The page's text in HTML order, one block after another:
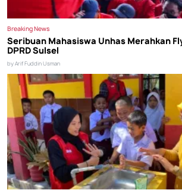
Breaking News
Seribuan Mahasiswa Unhas Merahkan
DPRD Sulsel
by Arif Fuddin Usman